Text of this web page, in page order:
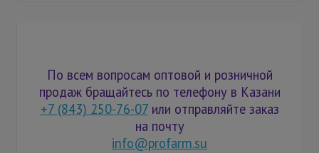
По всем вопросам оптовой и розничной
продаж бращайтесь по телефону в Казани
+7 (843) 250-76-07или отправляйте заказ
на почту
info@profarm.su